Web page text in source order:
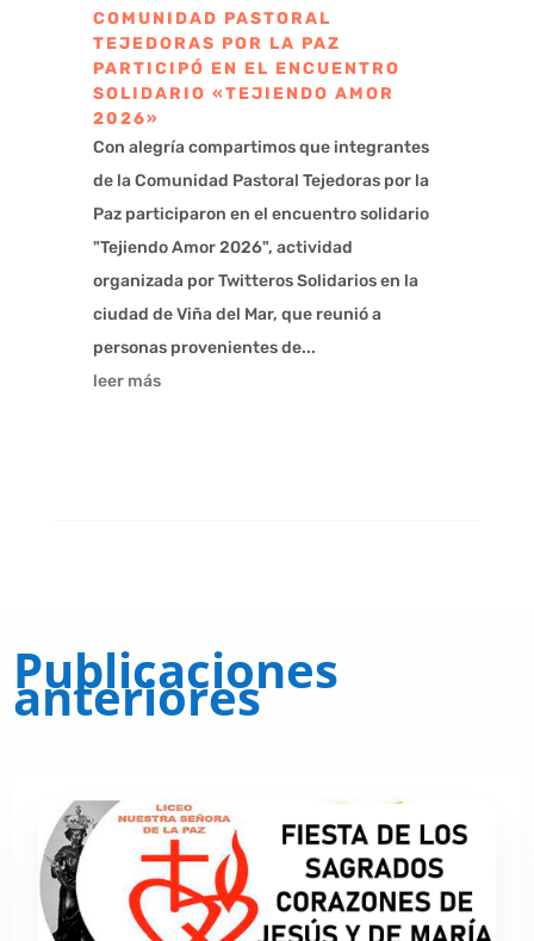
COMUNIDAD PASTORAL
TEJEDORAS POR LA PAZ
PARTICIPÓ EN EL ENCUENTRO
SOLIDARIO «TEJIENDO AMOR
2026»
Con alegría compartimos que integrantes
de la Comunidad Pastoral Tejedoras por la
Paz participaron en el encuentro solidario
"Tejiendo Amor 2026", actividad
organizada por Twitteros Solidarios en la
ciudad de Viña del Mar, que reunió a
personas provenientes de...
leer más
Publicaciones
anteriores